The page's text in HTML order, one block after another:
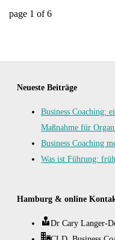
page 1 of6
Neueste Beiträge
Business Coaching:
Maßnahme für
Business Coaching
Was ist Führung:
Hamburg & online
Dr Cary Langer-